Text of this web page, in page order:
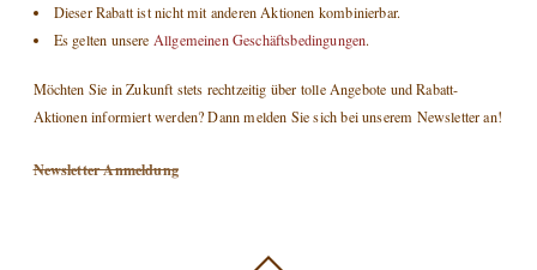
Dieser Rabatt ist nicht mit anderen Aktionen kombinierbar.
Es gelten unsere Allgemeinen Geschäftsbedingungen.
Möchten Sie in Zukunft stets rechtzeitig über tolle Angebote und Rabatt-
Aktionen informiert werden? Dann melden Sie sich bei unserem Newsletter an!
Newsletter Anmeldung